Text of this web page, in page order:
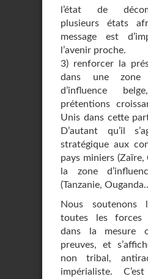
l’état de
plusieurs états
message est
l’avenir proche.
3) renforcer la
dans une zone
d’influence
prétentions
Unis dans cette
D’autant qu’il
stratégique aux
pays miniers (Zaïre,
la zone
(Tanzanie,
Nous soutenons
toutes les forces
dans la mesure
preuves, et
non tribal,
impérialiste.